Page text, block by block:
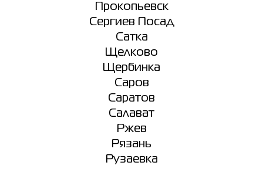
Прокопьевск
Сергиев Посад
Сатка
Щелково
Щербинка
Саров
Саратов
Салават
Ржев
Рязань
Рузаевка